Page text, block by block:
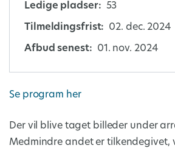
Ledige pladser: 53
Tilmeldingsfrist: 02. dec. 2024
Afbud senest: 01. nov. 2024
Se program her
Der vil blive taget billeder under
Medmindre andet er tilkendegivet,